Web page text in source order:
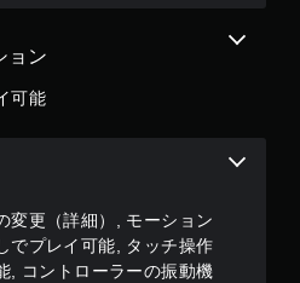
ョン
可能
変更（詳細）, モーション
でプレイ可能, タッチ操作
, コントローラーの振動機